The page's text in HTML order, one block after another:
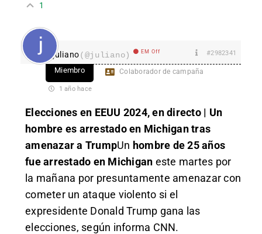
1
juliano(@juliano) EM Off #2982341
Miembro Colaborador de campaña
1 año hace
Elecciones en EEUU 2024, en directo | Un
hombre es arrestado en Michigan tras
amenazar a TrumpUn hombre de 25 años
fue arrestado en Michigan este martes por
la mañana por presuntamente amenazar con
cometer un ataque violento si el
expresidente Donald Trump gana las
elecciones, según informa CNN.